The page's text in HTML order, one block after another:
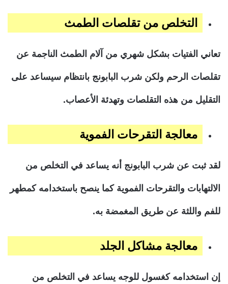
التخلص من تقلصات الطمث
تعاني الفتيات بشكل شهري من آلام الطمث الناجمة عن
تقلصات الرحم ولكن شرب البابونج بانتظام سيساعد على
التقليل من هذه التقلصات وتهدئة الأعصاب.
معالجة التقرحات الفموية
لقد ثبت عن شرب البابونج أنه يساعد في التخلص من
الالتهابات والتقرحات الفموية كما ينصح باستخدامه كمطهر
للفم واللثة عن طريق المغمضة به.
معالجة مشاكل الجلد
إن استخدامه كغسول للوجه يساعد في التخلص من